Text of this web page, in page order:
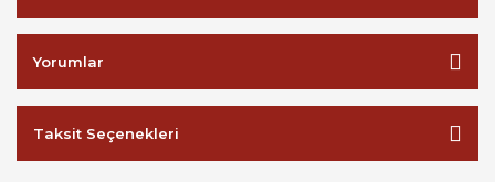
Yorumlar
Taksit Seçenekleri